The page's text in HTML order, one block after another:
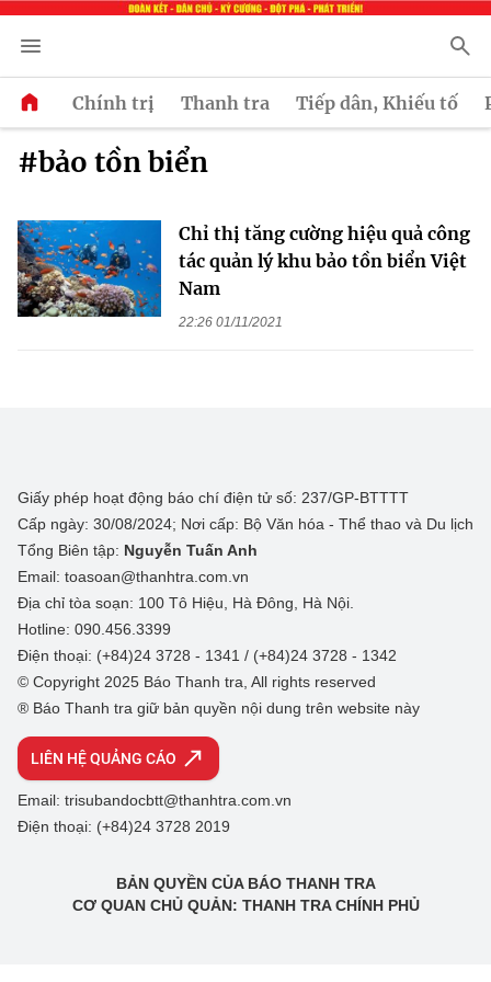
Chính trị Thanh tra Tiếp dân, Khiếu tố
#bảo tồn biển
Chỉ thị tăng cường hiệu quả công
tác quản lý khu bảo tồn biển Việt
Nam
22:26 01/11/2021
Giấy phép hoạt động báo chí điện tử số: 237/GP-BTTTT
Cấp ngày: 30/08/2024; Nơi cấp: Bộ Văn hóa - Thể thao và Du lịch
Tổng Biên tập: Nguyễn Tuấn Anh
Email: toasoan@thanhtra.com.vn
Địa chỉ tòa soạn: 100 Tô Hiệu, Hà Đông, Hà Nội.
Hotline: 090.456.3399
Điện thoại: (+84)24 3728 - 1341 / (+84)24 3728 - 1342
© Copyright 2025 Báo Thanh tra, All rights reserved
® Báo Thanh tra giữ bản quyền nội dung trên website này
LIÊN HỆ QUẢNG CÁO
Email: trisubandocbtt@thanhtra.com.vn
Điện thoại: (+84)24 3728 2019
BẢN QUYỀN CỦA BÁO THANH TRA
CƠ QUAN CHỦ QUẢN: THANH TRA CHÍNH PHỦ